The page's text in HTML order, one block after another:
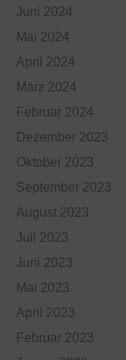
Juni 2024
Mai 2024
April 2024
März 2024
Februar 2024
Dezember 2023
Oktober 2023
September 2023
August 2023
Juli 2023
Juni 2023
Mai 2023
April 2023
Februar 2023